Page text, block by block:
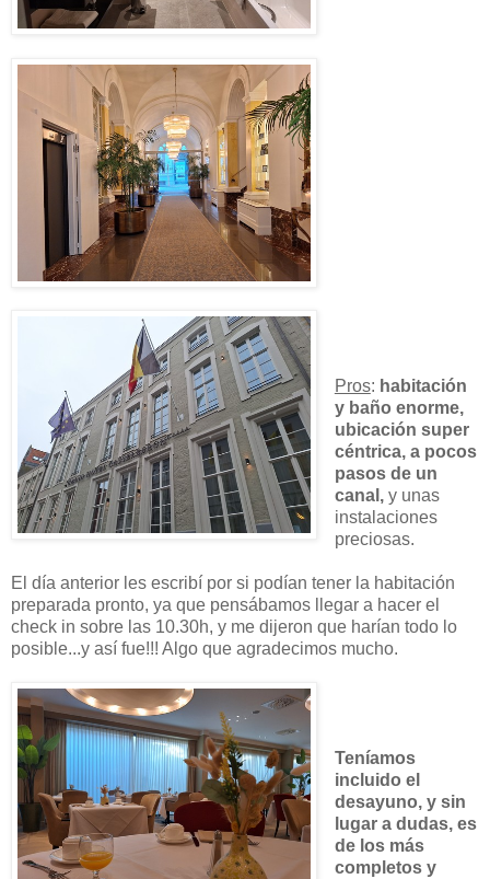
Pros: habitación
y baño enorme,
ubicación super
céntrica, a pocos
pasos de un
canal,y unas
instalaciones
preciosas.
El día anterior les escribí por si podían tener la habitación
preparada pronto, ya que pensábamos llegar a hacer el
check in sobre las 10.30h, y me dijeron que harían todo lo
posible...y así fue!!! Algo que agradecimos mucho.
Teníamos
incluido el
desayuno, y sin
lugar a dudas, es
de los más
completos y